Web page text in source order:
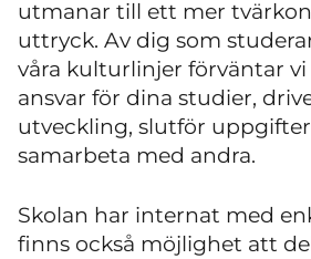
utmanar till ett mer
uttryck. Av dig som
våra kulturlinjer förväntar
ansvar för dina studier,
utveckling, slutför
samarbeta med andra.
Skolan har internat med
finns också möjlighet att